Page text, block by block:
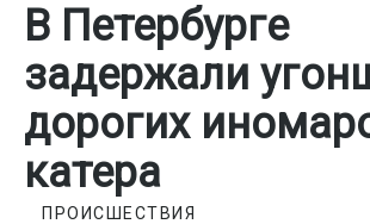
В Петербурге
задержали
дорогих
катера
ПРОИСШЕСТВИЯ